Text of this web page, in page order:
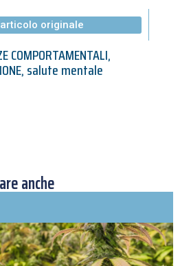
originale
COMPORTAMENTALI,
,salute mentale
anche